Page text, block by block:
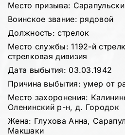
Место призыва:
Воинское звание: рядовой
Должность: стрелок
Место службы: 1192-й
стрелковая дивизия
Дата выбытия: 03.03.1942
Причина выбытия: умер от
Место захоронения:
Оленинский р-н, д. Городок
Жена: Глухова Анна,
Макшаки